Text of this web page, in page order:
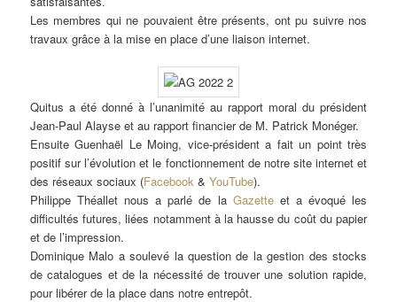
Les membres qui ne pouvaient être présents, ont pu suivre nos
travaux grâce à la mise en place d’une liaison internet.
Quitus a été donné à l’unanimité au rapport moral du président
Jean-Paul Alayse et au rapport financier de M. Patrick Monéger.
Ensuite Guenhaël Le Moing, vice-président a fait un point très
positif sur l’évolution et le fonctionnement de notre site internet et
des réseaux sociaux (Facebook &YouTube).
Philippe Théallet nous a parlé de la Gazetteet a évoqué les
difficultés futures, liées notamment à la hausse du coût du papier
et de l’impression.
Dominique Malo a soulevé la question de la gestion des stocks
de catalogues et de la nécessité de trouver une solution rapide,
pour libérer de la place dans notre entrepôt.